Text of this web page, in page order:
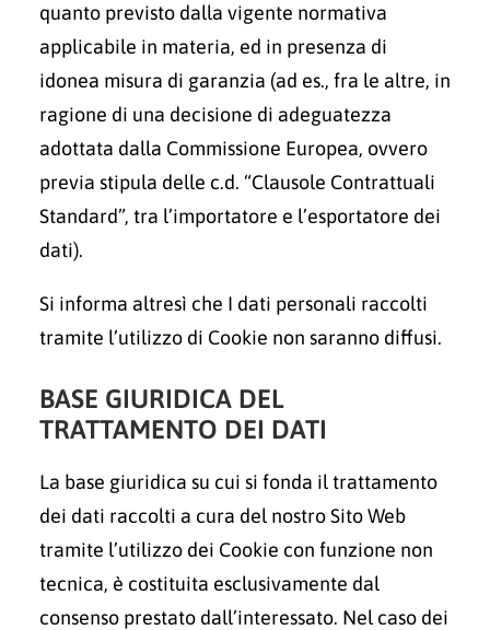
quanto previsto dalla vigente normativa
applicabile in materia, ed in presenza di
idonea misura di garanzia (ad es., fra le altre, in
ragione di una decisione di adeguatezza
adottata dalla Commissione Europea, ovvero
previa stipula delle c.d. “Clausole Contrattuali
Standard”, tra l’importatore e l’esportatore dei
dati).
Si informa altresì che I dati personali raccolti
tramite l’utilizzo di Cookie non saranno diffusi.
BASE GIURIDICA DEL
TRATTAMENTO DEI DATI
La base giuridica su cui si fonda il trattamento
dei dati raccolti a cura del nostro Sito Web
tramite l’utilizzo dei Cookie con funzione non
tecnica, è costituita esclusivamente dal
consenso prestato dall’interessato. Nel caso dei